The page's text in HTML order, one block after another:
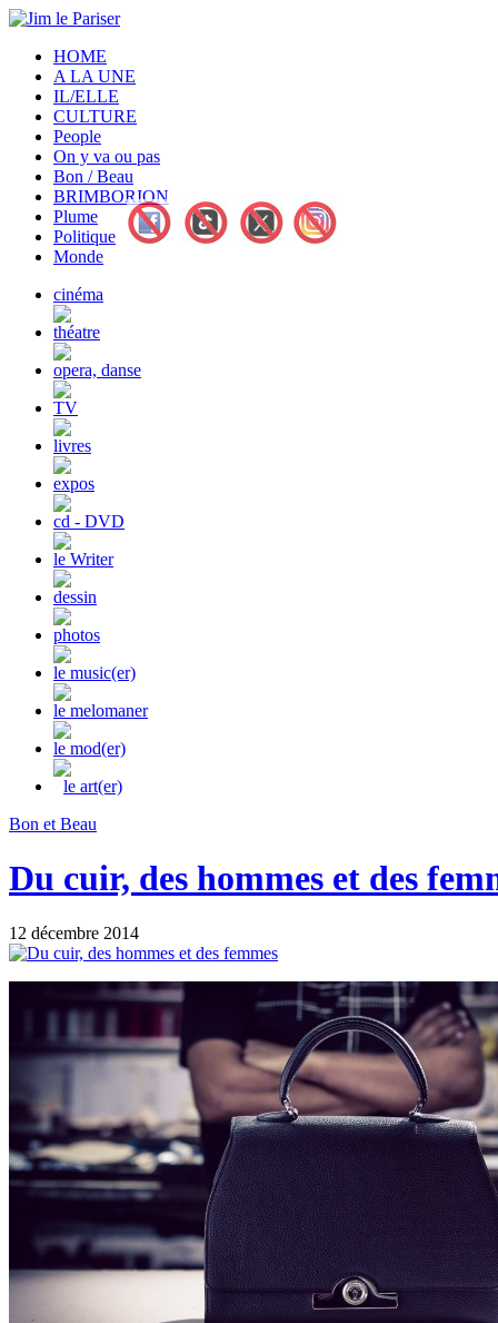
HOME
A LA UNE
IL/ELLE
CULTURE
People
On y va ou pas
Bon / Beau
BRIMBORION
Plume
Politique
Monde
cinéma
théatre
opera, danse
TV
livres
expos
cd - DVD
le Writer
dessin
photos
le music(er)
le melomaner
le mod(er)
le art(er)
Bon et Beau
Du cuir, des hommes et des
12 décembre 2014